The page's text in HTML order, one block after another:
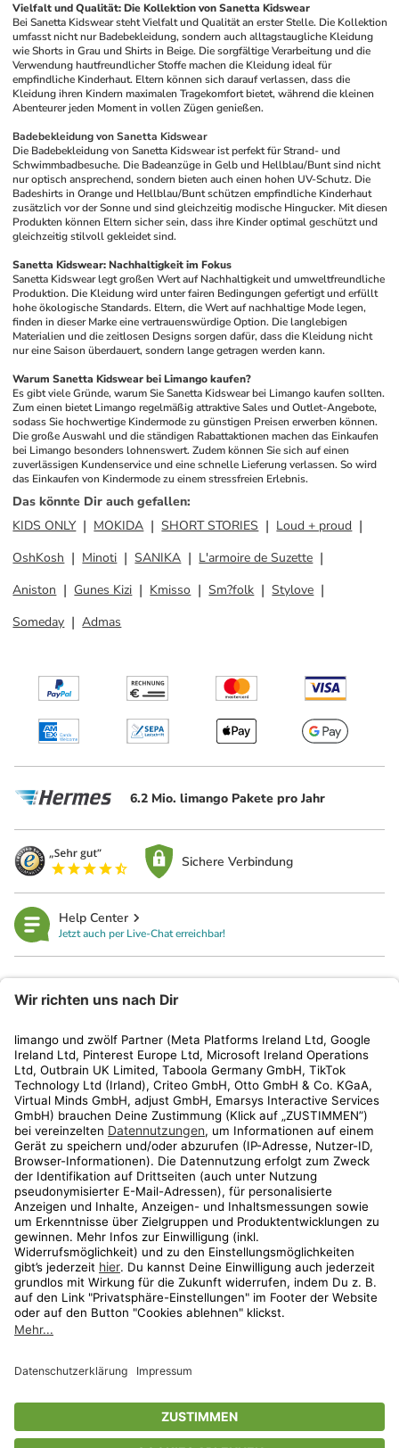
Vielfalt und Qualität: Die Kollektion von Sanetta Kidswear
Bei Sanetta Kidswear steht Vielfalt und Qualität an erster Stelle. Die Kollektion
umfasst nicht nur Badebekleidung, sondern auch alltagstaugliche Kleidung
wie Shorts in Grau und Shirts in Beige. Die sorgfältige Verarbeitung und die
Verwendung hautfreundlicher Stoffe machen die Kleidung ideal für
empfindliche Kinderhaut. Eltern können sich darauf verlassen, dass die
Kleidung ihren Kindern maximalen Tragekomfort bietet, während die kleinen
Abenteurer jeden Moment in vollen Zügen genießen.
Badebekleidung von Sanetta Kidswear
Die Badebekleidung von Sanetta Kidswear ist perfekt für Strand- und
Schwimmbadbesuche. Die Badeanzüge in Gelb und Hellblau/Bunt sind nicht
nur optisch ansprechend, sondern bieten auch einen hohen UV-Schutz. Die
Badeshirts in Orange und Hellblau/Bunt schützen empfindliche Kinderhaut
zusätzlich vor der Sonne und sind gleichzeitig modische Hingucker. Mit diesen
Produkten können Eltern sicher sein, dass ihre Kinder optimal geschützt und
gleichzeitig stilvoll gekleidet sind.
Sanetta Kidswear: Nachhaltigkeit im Fokus
Sanetta Kidswear legt großen Wert auf Nachhaltigkeit und umweltfreundliche
Produktion. Die Kleidung wird unter fairen Bedingungen gefertigt und erfüllt
hohe ökologische Standards. Eltern, die Wert auf nachhaltige Mode legen,
finden in dieser Marke eine vertrauenswürdige Option. Die langlebigen
Materialien und die zeitlosen Designs sorgen dafür, dass die Kleidung nicht
nur eine Saison überdauert, sondern lange getragen werden kann.
Warum Sanetta Kidswear bei Limango kaufen?
Es gibt viele Gründe, warum Sie Sanetta Kidswear bei Limango kaufen sollten.
Zum einen bietet Limango regelmäßig attraktive Sales und Outlet-Angebote,
sodass Sie hochwertige Kindermode zu günstigen Preisen erwerben können.
Die große Auswahl und die ständigen Rabattaktionen machen das Einkaufen
bei Limango besonders lohnenswert. Zudem können Sie sich auf einen
zuverlässigen Kundenservice und eine schnelle Lieferung verlassen. So wird
das Einkaufen von Kindermode zu einem stressfreien Erlebnis.
Das könnte Dir auch gefallen:
KIDS ONLY
MOKIDA SHORT STORIES
Loud + proud
OshKosh
Minoti SANIKA
L'armoire de Suzette
Aniston
Gunes Kizi Kmisso Sm?folk
Stylove
Someday
Admas
6.2 Mio. limango Pakete pro Jahr
Sichere Verbindung
Help Center
Jetzt auch per Live-Chat erreichbar!
Kundenservice
Shop
Aktionen
Travel
* Streichpreise entsprechen der unverbindlichen Preisempfehlung des